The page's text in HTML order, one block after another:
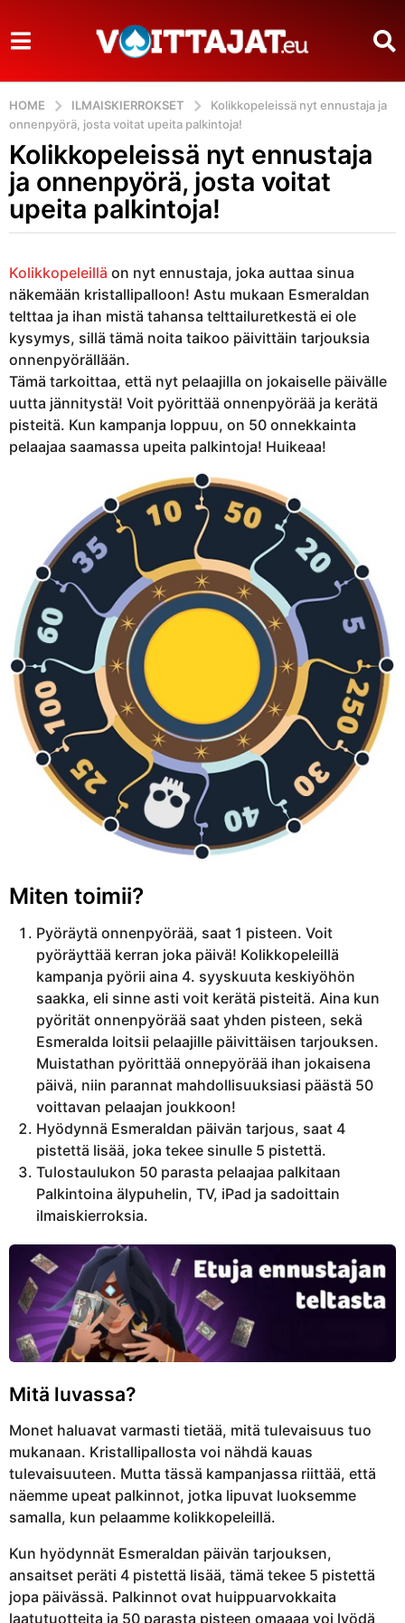
HOME ILMAISKIERROKSET
Kolikkopeleissä nyt ennustaja ja
onnenpyörä, josta voitat upeita palkintoja!
1
0
v
u
t
a
a
g
o
1
0
v
u
Kolikkopeleissä nyt ennustaja
ja onnenpyörä, josta voitat
upeita palkintoja!
y
o
i
t
t
a
a
t
.
e
Kolikkopeleillä on nyt ennustaja, joka auttaa sinua
näkemään kristallipalloon! Astu mukaan Esmeraldan
telttaa ja ihan mistä tahansa telttailuretkestä ei ole
kysymys, sillä tämä noita taikoo päivittäin tarjouksia
onnenpyörällään.
Tämä tarkoittaa, että nyt pelaajilla on jokaiselle päivälle
uutta jännitystä! Voit pyörittää onnenpyörää ja kerätä
pisteitä. Kun kampanja loppuu, on 50 onnekkainta
pelaajaa saamassa upeita palkintoja! Huikeaa!
Miten toimii?
Pyöräytä onnenpyörää​­, saat 1 pisteen. Voit
pyöräyttää kerran joka päivä! Kolikkopeleillä
kampanja pyörii aina 4. syyskuuta keskiyöhön
saakka, eli sinne asti voit kerätä pisteitä. Aina kun
pyörität onnenpyörää saat yhden pisteen, sekä
Esmeralda loitsii pelaajille päivittäisen tarjouksen.
Muistathan pyörittää onnepyörää ihan jokaisena
päivä, niin parannat mahdollisuuksiasi päästä 50
voittavan pelaajan joukkoon!
Hyödynnä Esmeraldan päivän tarjous, saat 4
pistettä lisää, joka tekee sinulle 5 pistettä.
Tulostaulukon 50 parasta pelaajaa palkitaan
Palkintoina älypuhelin, TV, iPad ja sadoittain
ilmaiskierroksia.
Mitä luvassa?
Monet haluavat varmasti tietää, mitä tulevaisuus tuo
mukanaan. Kristallipallosta voi nähdä kauas
tulevaisuuteen. Mutta tässä kampanjassa riittää, että
näemme upeat palkinnot, jotka lipuvat luoksemme
samalla, kun pelaamme kolikkopeleillä.
Kun hyödynnät Esmeraldan päivän tarjouksen,
ansaitset peräti 4 pistettä lisää, tämä tekee 5 pistettä
jopa päivässä. Palkinnot ovat huippuarvokkaita
laatutuotteita ja 50 parasta pisteen omaaaa voi lyödä